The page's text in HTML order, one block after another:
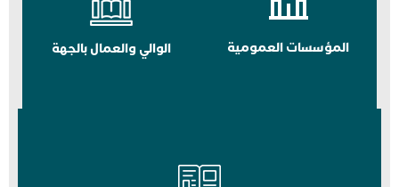
المؤسسات العمومية الوالي والعمال بالجهة